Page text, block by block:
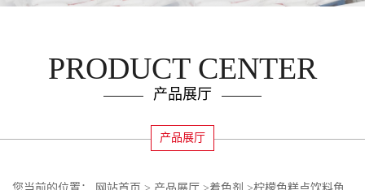
PRODUCT CENTER
产品展厅
产品展厅